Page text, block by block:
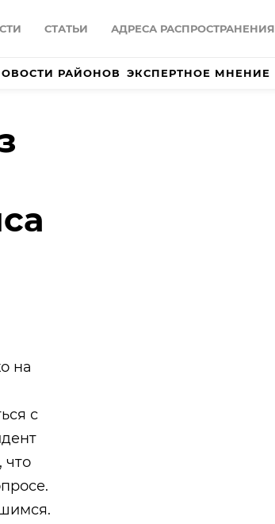
СТАТЬИ АДРЕСА РАСПРОСТРАНЕНИЯ
РАЙОНОВ ЭКСПЕРТНОЕ МНЕНИЕ
на
с
что